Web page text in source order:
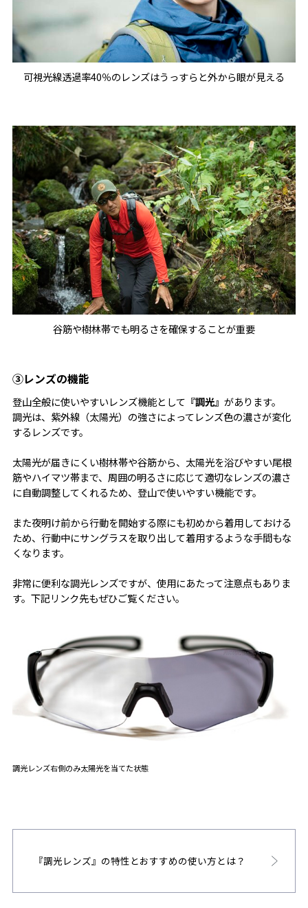
可視光線透過率40％のレンズはうっすらと外から眼が見える
谷筋や樹林帯でも明るさを確保することが重要
調光レンズ右側のみ太陽光を当てた状態
③レンズの機能
登山全般に使いやすいレンズ機能として 『調光』 があります。
調光は、紫外線（太陽光）の強さによってレンズ色の濃さが変化
するレンズです。
太陽光が届きにくい樹林帯や谷筋から、太陽光を浴びやすい尾根
筋やハイマツ帯まで、周囲の明るさに応じて適切なレンズの濃さ
に自動調整してくれるため、登山で使いやすい機能です。
また夜明け前から行動を開始する際にも初めから着用しておける
ため、行動中にサングラスを取り出して着用するような手間もな
くなります。
非常に便利な調光レンズですが、使用にあたって注意点もありま
す。下記リンク先もぜひご覧ください。
『調光レンズ』の特性とおすすめの使い方とは？